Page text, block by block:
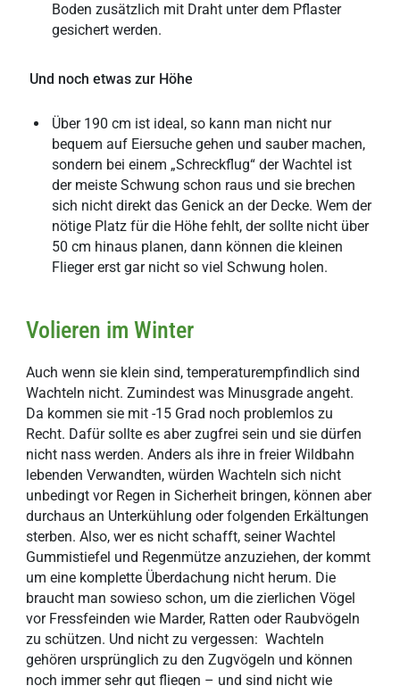
Boden zusätzlich mit Draht unter dem Pflaster
gesichert werden.
Und noch etwas zur Höhe
Über 190 cm ist ideal, so kann man nicht nur
bequem auf Eiersuche gehen und sauber machen,
sondern bei einem „Schreckflug“ der Wachtel ist
der meiste Schwung schon raus und sie brechen
sich nicht direkt das Genick an der Decke. Wem der
nötige Platz für die Höhe fehlt, der sollte nicht über
50 cm hinaus planen, dann können die kleinen
Flieger erst gar nicht so viel Schwung holen.
Volieren im Winter
Auch wenn sie klein sind, temperaturempfindlich sind
Wachteln nicht. Zumindest was Minusgrade angeht.
Da kommen sie mit -15 Grad noch problemlos zu
Recht. Dafür sollte es aber zugfrei sein und sie dürfen
nicht nass werden. Anders als ihre in freier Wildbahn
lebenden Verwandten, würden Wachteln sich nicht
unbedingt vor Regen in Sicherheit bringen, können aber
durchaus an Unterkühlung oder folgenden Erkältungen
sterben. Also, wer es nicht schafft, seiner Wachtel
Gummistiefel und Regenmütze anzuziehen, der kommt
um eine komplette Überdachung nicht herum. Die
braucht man sowieso schon, um die zierlichen Vögel
vor Fressfeinden wie Marder, Ratten oder Raubvögeln
zu schützen. Und nicht zu vergessen: Wachteln
gehören ursprünglich zu den Zugvögeln und können
noch immer sehr gut fliegen – und sind nicht wie